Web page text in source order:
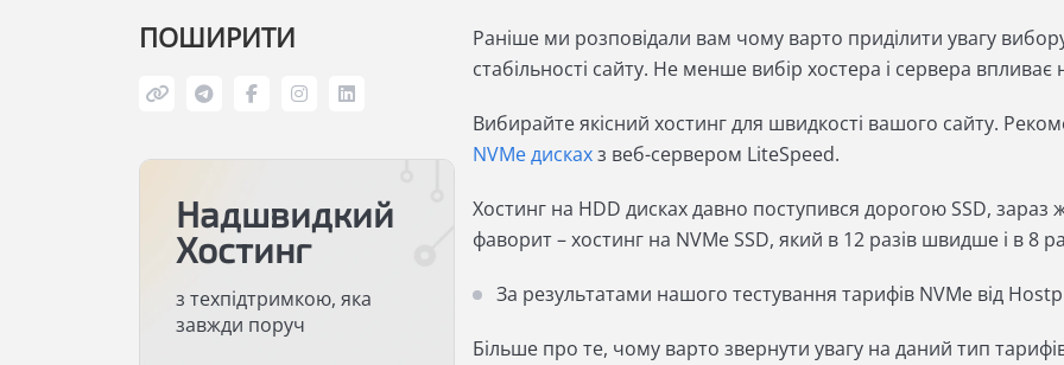
ПОШИРИТИ
Надшвидкий
Хостинг
з техпідтримкою, яка
завжди поруч
Раніше ми розповідали вам чому варто приділити увагу
стабільності сайту. Не менше вибір хостера і сервера впливає
Вибирайте якісний хостинг для швидкості вашого сайту.
NVMe дискахз веб-сервером LiteSpeed.
Хостинг на HDD дисках давно поступився дорогою SSD,
фаворит – хостинг на NVMe SSD, який в 12 разів швидше і в 8
За результатами нашого тестування тарифів NVMe від
Більше про те, чому варто звернути увагу на даний тип